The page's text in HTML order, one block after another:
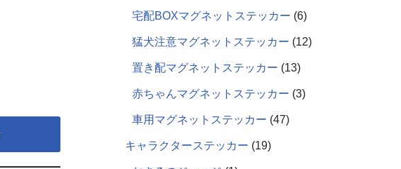
宅配BOXマグネットステッカー 6
猛犬注意マグネットステッカー 12
置き配マグネットステッカー 13
赤ちゃんマグネットステッカー 3
車用マグネットステッカー 47
キャラクターステッカー 19